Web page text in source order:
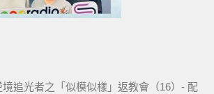
境追光者之「似模似樣」返教會（16）- 配